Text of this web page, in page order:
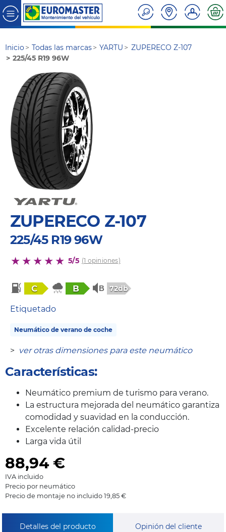
Inicio Todas las marcas YARTU
ZUPERECO Z-107
225/45 R19 96W
ZUPERECO Z-107
225/45 R19 96W
5/5 (1 opiniones)
C B 72db
Etiquetado
Neumático de verano de coche
> ver otras dimensiones para este neumático
Características:
Neumático premium de turismo para verano.
La estructura mejorada del neumático garantiza
comodidad y suavidad en la conducción.
Excelente relación calidad-precio
Larga vida útil
88,94€
IVA incluido
Precio por neumático
Precio de montaje no incluido 19,85 €
Detalles del producto Opinión del cliente